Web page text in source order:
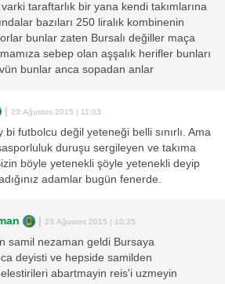
taraftarlık bir yana kendi takımlarına
bazıları 250 liralık kombinenin
bunlar zaten Bursalı değiller maça
sebep olan aşşalık herifler bunları
bunlar anca sopadan anlar
23 Ağustos 2015 | 11:03
futbolcu değil yeteneği belli sınırlı. Ama
duruşu sergileyen ve takıma
böyle yetenekli şöyle yetenekli deyip
adamlar bugün fenerde.
23 Ağustos 2015 | 10:35
samil nezaman geldi Bursaya
deyisti ve hepside samilden
abartmayin reis'i uzmeyin